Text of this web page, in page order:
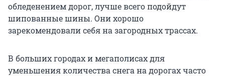
обледенением дорог, лучше всего подойдут
шипованные шины. Они хорошо
зарекомендовали себя на загородных трассах.
В больших городах и мегаполисах для
уменьшения количества снега на дорогах часто